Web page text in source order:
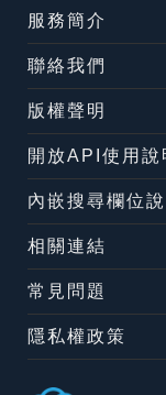
服務簡介
聯絡我們
版權聲明
開放API使用說
內嵌搜尋欄位說
相關連結
常見問題
隱私權政策